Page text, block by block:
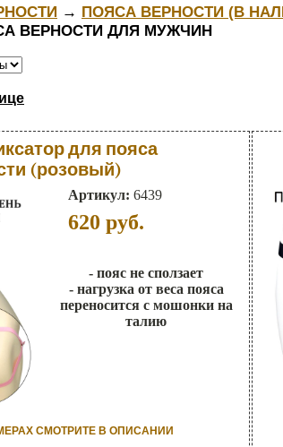
→ ПОЯСА ВЕРНОСТИ (В
ВЕРНОСТИ ДЛЯ МУЖЧИН
для пояса
(розовый)
Артикул: 6439
620 руб.
- пояс не сползает
- нагрузка от веса пояса
переносится с мошонки на
талию
СМОТРИТЕ В ОПИСАНИИ